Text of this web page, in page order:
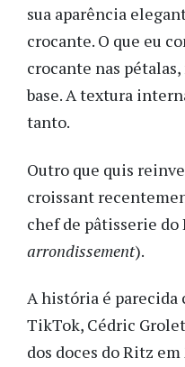
sua aparência
crocante. O que eu
crocante nas
base. A textura
tanto.
Outro que quis
croissant
chef de pâtisserie do
arrondissement).
A história é parecida
TikTok, Cédric
dos doces do Ritz